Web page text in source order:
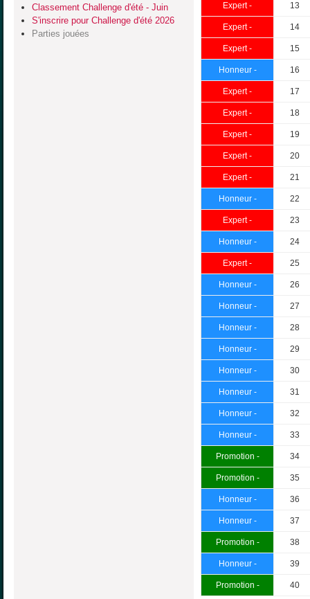
Classement Challenge d'été - Juin
S'inscrire pour Challenge d'été 2026
Parties jouées
Expert - 13
Expert - 14
Expert - 15
Honneur - 16
Expert - 17
Expert - 18
Expert - 19
Expert - 20
Expert - 21
Honneur - 22
Expert - 23
Honneur - 24
Expert - 25
Honneur - 26
Honneur - 27
Honneur - 28
Honneur - 29
Honneur - 30
Honneur - 31
Honneur - 32
Honneur - 33
Promotion - 34
Promotion - 35
Honneur - 36
Honneur - 37
Promotion - 38
Honneur - 39
Promotion - 40